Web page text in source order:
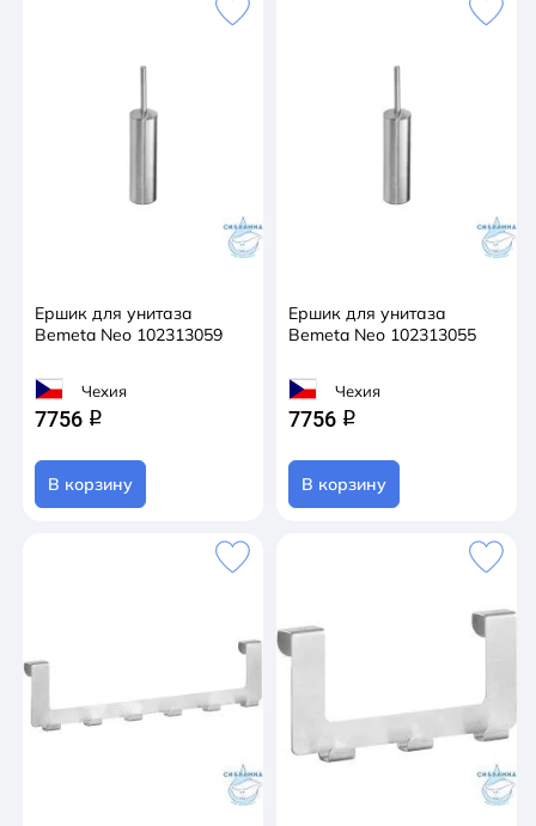
Ершик для унитаза
Bemeta Neo 102313059
Чехия
7756 q
В корзину
Ершик для унитаза
Bemeta Neo 102313055
Чехия
7756 q
В корзину